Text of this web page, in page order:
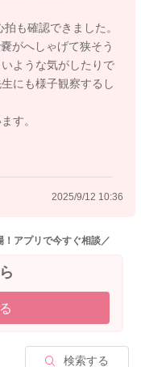
ながら、食べるこ
できるだけ穏やかな
だきたいと思いま
2025/9/11 20:27
も確認できました。
がへしゃげて狭そう
ような気がしたりで
にも様子観察するし
す。
2025/9/12 10:36
アプリで今すぐ相談／
検索する